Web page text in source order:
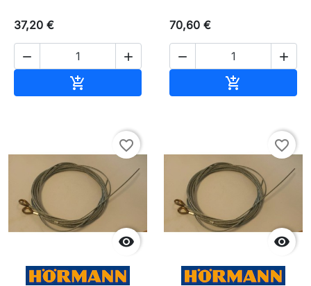
37,20 €
 

70,60 €
 


favorite_border

favorite_border